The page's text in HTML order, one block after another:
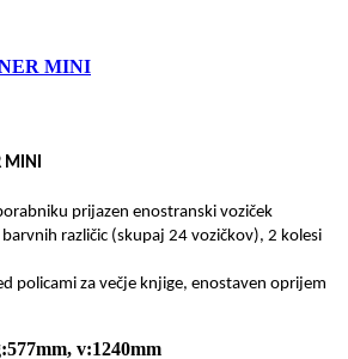
MINI
MINI
prijazen enostranski voziček
različic (skupaj 24 vozičkov), 2 kolesi
policami za večje knjige, enostaven oprijem
v:1240mm